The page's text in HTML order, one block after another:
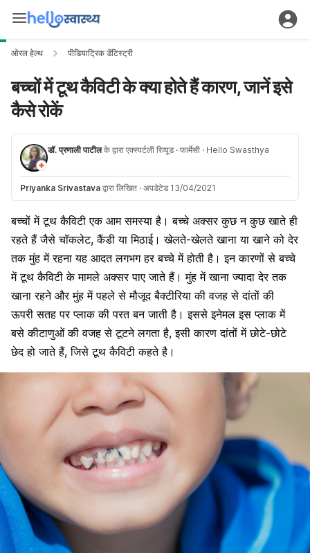
ओरल हेल्थ पीडियाट्रिक डेंटिस्ट्री
बच्चों में टूथ कैविटी के क्या होते हैं कारण, जानें इसे
कैसे रोकें
डॉ. प्रणाली पाटीलके द्वारा एक्स्पर्टली रिव्यूड · फार्मेसी · Hello Swasthya
Priyanka Srivastava द्वारा लिखित · अपडेटेड 13/04/2021
बच्चों मेंटूथ कैविटी एक आम समस्या है। बच्चे अक्सर कुछ न कुछ खाते ही
रहते हैं जैसेचॉकलेट, कैंडी या मिठाई। खेलते-खेलते खाना या खाने को देर
तकमुंह में रहना यह आदत लगभग हर बच्चे में होती है। इन कारणों से बच्चे
में टूथकैविटी के मामले अक्सर पाए जाते हैं। मुंह में खाना ज्यादा देर तक
खाना रहने और मुंह में पहले से मौजूद बैक्टीरिया की वजह से दांत ों की
ऊपरी सतह पर प्लाक की परत बन जाती है। इससे इनेमल इस प्लाक में
बसे कीटाणुओं की वजह से टूटने लगता है, इसी कारण दांतों में छोटे-छोटे
छेद हो जाते हैं, जिसेटूथ कैविटी कहते है।